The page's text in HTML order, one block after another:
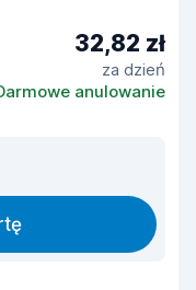
32,82 zł
za dzień
anulowanie